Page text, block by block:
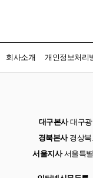
회사소개 개인정보처리
대구본사대구광
경북본사경상북
서울지사서울특